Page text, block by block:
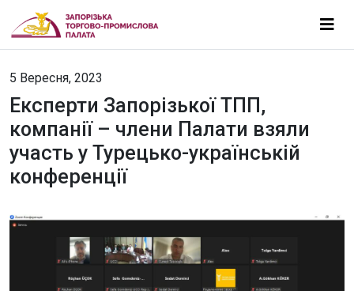
5 Вересня, 2023
Експерти Запорізької ТПП,
компанії – члени Палати взяли
участь у Турецько-українській
конференції